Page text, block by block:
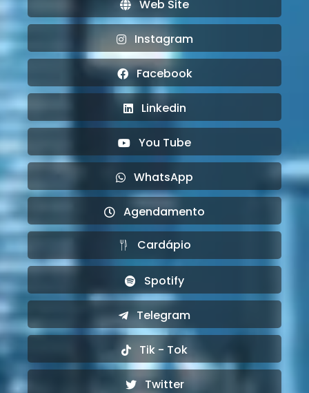
Web Site
Instagram
Facebook
Linkedin
You Tube
WhatsApp
Agendamento
Cardápio
Spotify
Telegram
Tik - Tok
Twitter